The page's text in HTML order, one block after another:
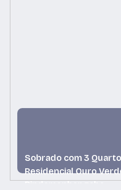
Sobrado com 3
Residencial Ouro